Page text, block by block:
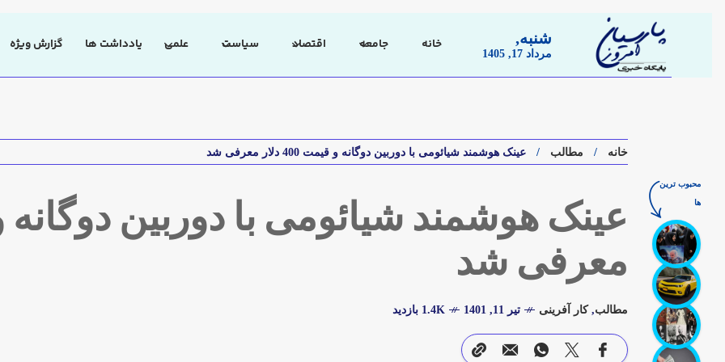
شنبه,
مرداد 17, 1405
خانه جامعه اقتصاد سیاست علمی یادداشت ها گزارش ویژه
خانه مطالب عینک هوشمند شیائومی با دوربین دوگانه و قیمت 400 دلار معرفی شد
معرفی شد
مطالب,کار آفرینی تیر 11, 1401 1.4K بازدید
محبوب ترین
ها